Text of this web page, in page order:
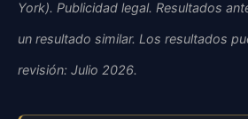
York). Publicidad legal. Resultados
un resultado similar. Los resultados
revisión: Julio 2026.